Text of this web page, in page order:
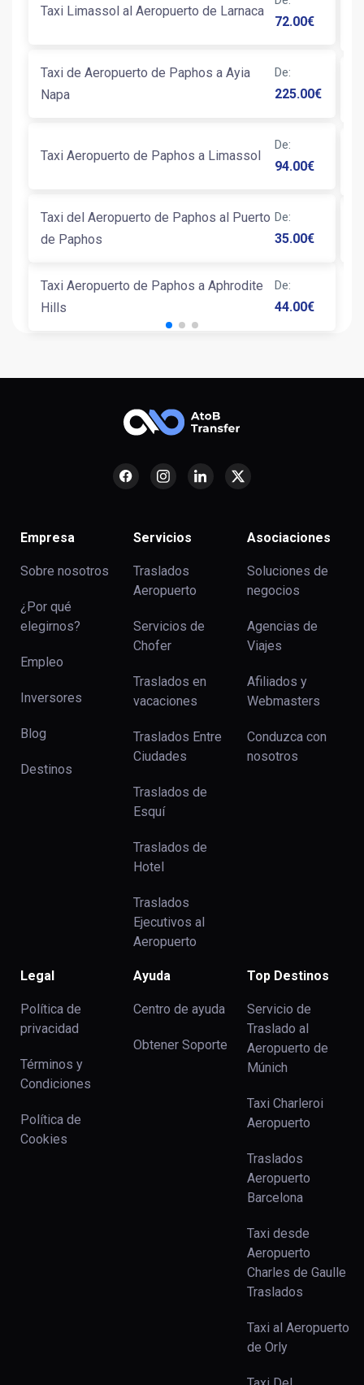
Taxi Limassol al Aeropuerto de Larnaca
72.00€
Taxi de Aeropuerto de Paphos a Ayia
Napa
De:
225.00€
Taxi Aeropuerto de Paphos a Limassol
De:
94.00€
Taxi del Aeropuerto de Paphos al Puerto
de Paphos
De:
35.00€
Taxi Aeropuerto de Paphos a Aphrodite
Hills
De:
44.00€
Empresa
Sobre nosotros
¿Por qué
elegirnos?
Empleo
Inversores
Blog
Destinos
Servicios
Traslados
Aeropuerto
Servicios de
Chofer
Traslados en
vacaciones
Traslados Entre
Ciudades
Traslados de
Esquí
Traslados de
Hotel
Traslados
Ejecutivos al
Aeropuerto
Asociaciones
Soluciones de
negocios
Agencias de
Viajes
Afiliados y
Webmasters
Conduzca con
nosotros
Legal
Política de
privacidad
Términos y
Condiciones
Política de
Cookies
Ayuda
Centro de ayuda
Obtener Soporte
Top Destinos
Servicio de
Traslado al
Aeropuerto de
Múnich
Taxi Charleroi
Aeropuerto
Traslados
Aeropuerto
Barcelona
Taxi desde
Aeropuerto
Charles de Gaulle
Traslados
Taxi al Aeropuerto
de Orly